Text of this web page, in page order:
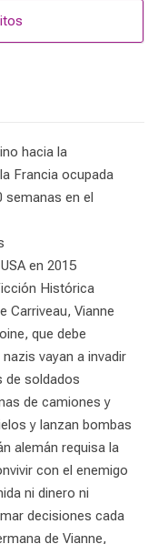
hacia la
Francia ocupada
semanas en el
en 2015
Histórica
Carriveau, Vianne
que debe
vayan a invadir
de soldados
de camiones y
y lanzan bombas
alemán requisa la
con el enemigo
ni dinero ni
decisiones cada
de Vianne,